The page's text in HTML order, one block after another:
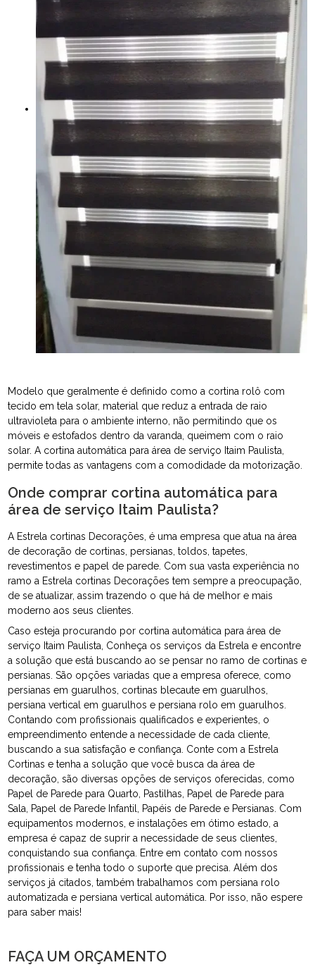
Modelo que geralmente é definido como a cortina rolô com
tecido em tela solar, material que reduz a entrada de raio
ultravioleta para o ambiente interno, não permitindo que os
móveis e estofados dentro da varanda, queimem com o raio
solar. A cortina automática para área de serviço Itaim Paulista,
permite todas as vantagens com a comodidade da motorização.
Onde comprar cortina automática para
área de serviço Itaim Paulista?
A Estrela cortinas Decorações, é uma empresa que atua na área
de decoração de cortinas, persianas, toldos, tapetes,
revestimentos e papel de parede. Com sua vasta experiência no
ramo a Estrela cortinas Decorações tem sempre a preocupação,
de se atualizar, assim trazendo o que há de melhor e mais
moderno aos seus clientes.
Caso esteja procurando por cortina automática para área de
serviço Itaim Paulista, Conheça os serviços da Estrela e encontre
a solução que está buscando ao se pensar no ramo de cortinas e
persianas. São opções variadas que a empresa oferece, como
persianas em guarulhos, cortinas blecaute em guarulhos,
persiana vertical em guarulhos e persiana rolo em guarulhos.
Contando com profissionais qualificados e experientes, o
empreendimento entende a necessidade de cada cliente,
buscando a sua satisfação e confiança. Conte com a Estrela
Cortinas e tenha a solução que você busca da área de
decoração, são diversas opções de serviços oferecidas, como
Papel de Parede para Quarto, Pastilhas, Papel de Parede para
Sala, Papel de Parede Infantil, Papéis de Parede e Persianas. Com
equipamentos modernos, e instalações em ótimo estado, a
empresa é capaz de suprir a necessidade de seus clientes,
conquistando sua confiança. Entre em contato com nossos
profissionais e tenha todo o suporte que precisa. Além dos
serviços já citados, também trabalhamos com persiana rolo
automatizada e persiana vertical automática. Por isso, não espere
para saber mais!
FAÇA UM ORÇAMENTO